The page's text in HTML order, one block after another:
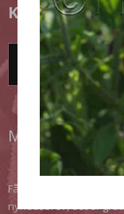
MODTAG
Få de seneste
nyhedsbrev, det er